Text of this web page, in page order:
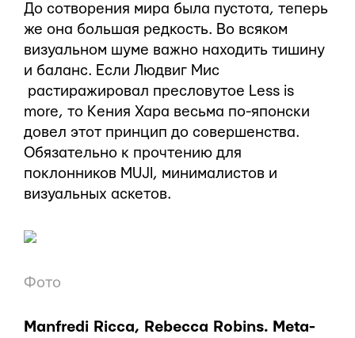
До сотворения мира была пустота, теперь
же она большая редкость. Во всяком
визуальном шуме важно находить тишину
и баланс. Если Людвиг Мис
растиражировал пресловутое Less is
more, то Kения Хара весьма по-японски
довел этот принцип до совершенства.
Обязательно к прочтению для
поклонников MUJI, минималистов и
визуальных аскетов.
Фото
Manfredi Ricca, Rebecca Robins. Meta-